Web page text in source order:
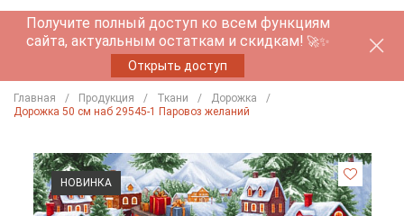
Получите полный доступ ко всем функциям
сайта, актуальным остаткам и скидкам! 🚀✨
Открыть доступ
Главная Продукция Ткани
Дорожка
Дорожка 50 см наб 29545-1 Паровоз желаний
НОВИНКА